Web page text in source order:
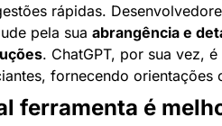
rápidas.
pela sua abrangência e
. ChatGPT, por sua vez,
fornecendo orientações
ferramenta é